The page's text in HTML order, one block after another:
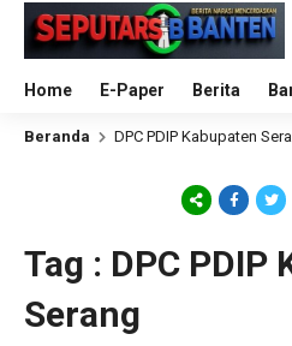
Home E-Paper Berita
Beranda DPC PDIP Kabupaten
Tag : DPC PDIP
Serang